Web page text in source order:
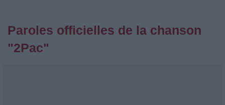
Paroles officielles de la chanson
"2Pac"